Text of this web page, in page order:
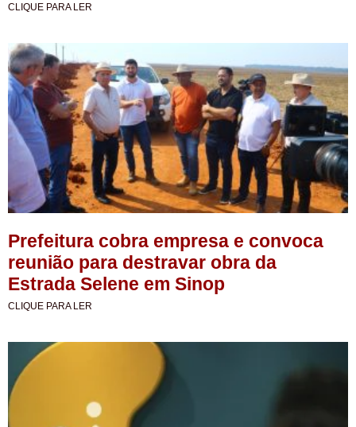
CLIQUE PARA LER
Prefeitura cobra empresa e convoca
reunião para destravar obra da
Estrada Selene em Sinop
CLIQUE PARA LER